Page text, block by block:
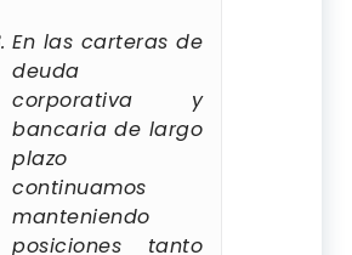
En las carteras de
deuda
corporativa y
bancaria de largo
plazo
continuamos
manteniendo
posiciones tanto